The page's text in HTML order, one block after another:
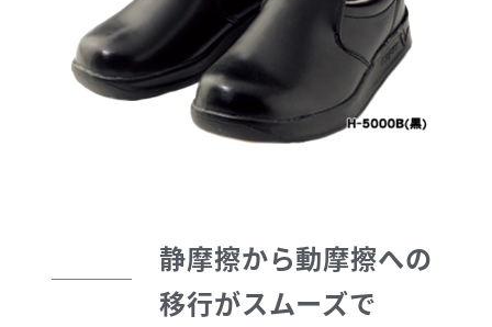
静摩擦から動摩擦への
移行がスムーズで